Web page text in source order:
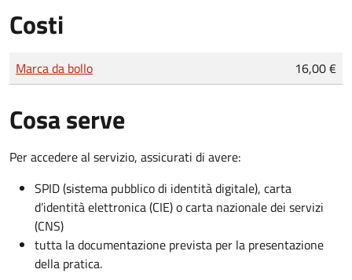
Costi
Tipo di pagamento
Importo
Marca da bollo 16,00 €
Cosa serve
Per accedere al servizio, assicurati di avere:
SPID (sistema pubblico di identità digitale), carta
d’identità elettronica (CIE) o carta nazionale dei servizi
(CNS)
tutta la documentazione prevista per la presentazione
della pratica.